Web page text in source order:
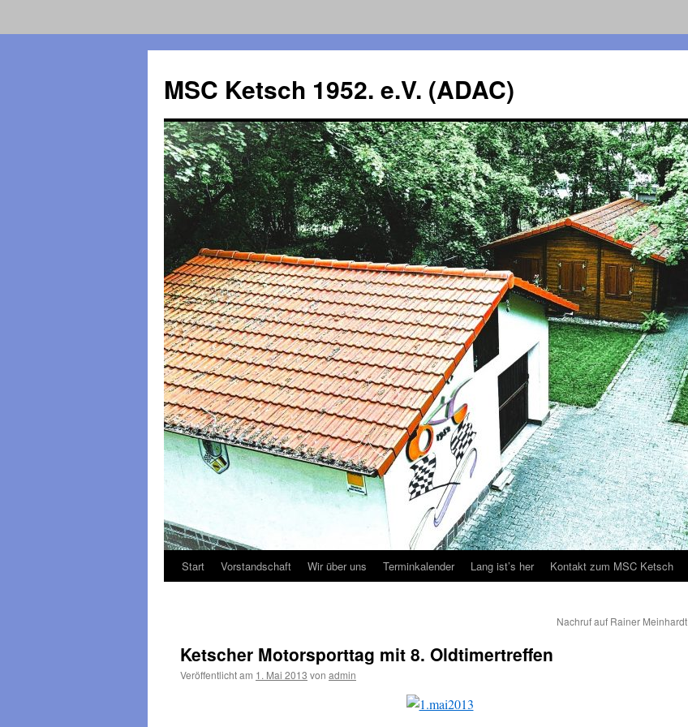
springen
MSC Ketsch 1952. e.V. (ADAC)
Start Vorstandschaft Wir über uns Terminkalender Lang ist’s her Kontakt zum MSC Ketsch
Nachruf auf Rainer Meinhardt
Ketscher Motorsporttag mit 8. Oldtimertreffen
Veröffentlicht am 1. Mai 2013 von admin